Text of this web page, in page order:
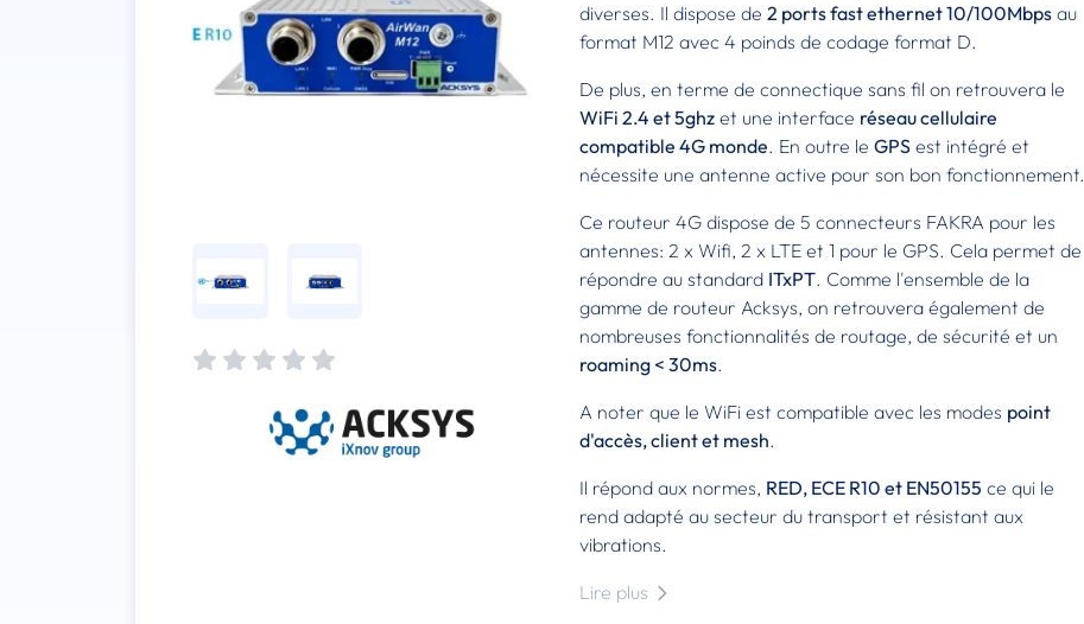
diverses. Il dispose de2 ports fast ethernet 10/100Mbps au
format M12 avec 4 poinds de codage format D.
De plus, en terme de connectique sans fil on retrouvera le
WiFi 2.4 et 5ghz et une interface réseau cellulaire
compatible 4G monde. En outre leGPS est intégré et
nécessite une antenne active pour son bon fonctionnement.
Ce routeur 4G dispose de 5 connecteurs FAKRA pour les
antennes: 2 x Wifi, 2 x LTE et 1 pour le GPS. Cela permet de
répondre au standard ITxPT. Comme l'ensemble de la
gamme de routeur Acksys, on retrouvera également de
nombreuses fonctionnalités de routage, de sécurité et un
roaming < 30ms.
A noter que le WiFi est compatible avec les modes point
d'accès, client et mesh.
Il répond aux normes, RED, ECE R10 et EN50155 ce qui le
rend adapté au secteur du transport et résistant aux
vibrations.
Lire plus